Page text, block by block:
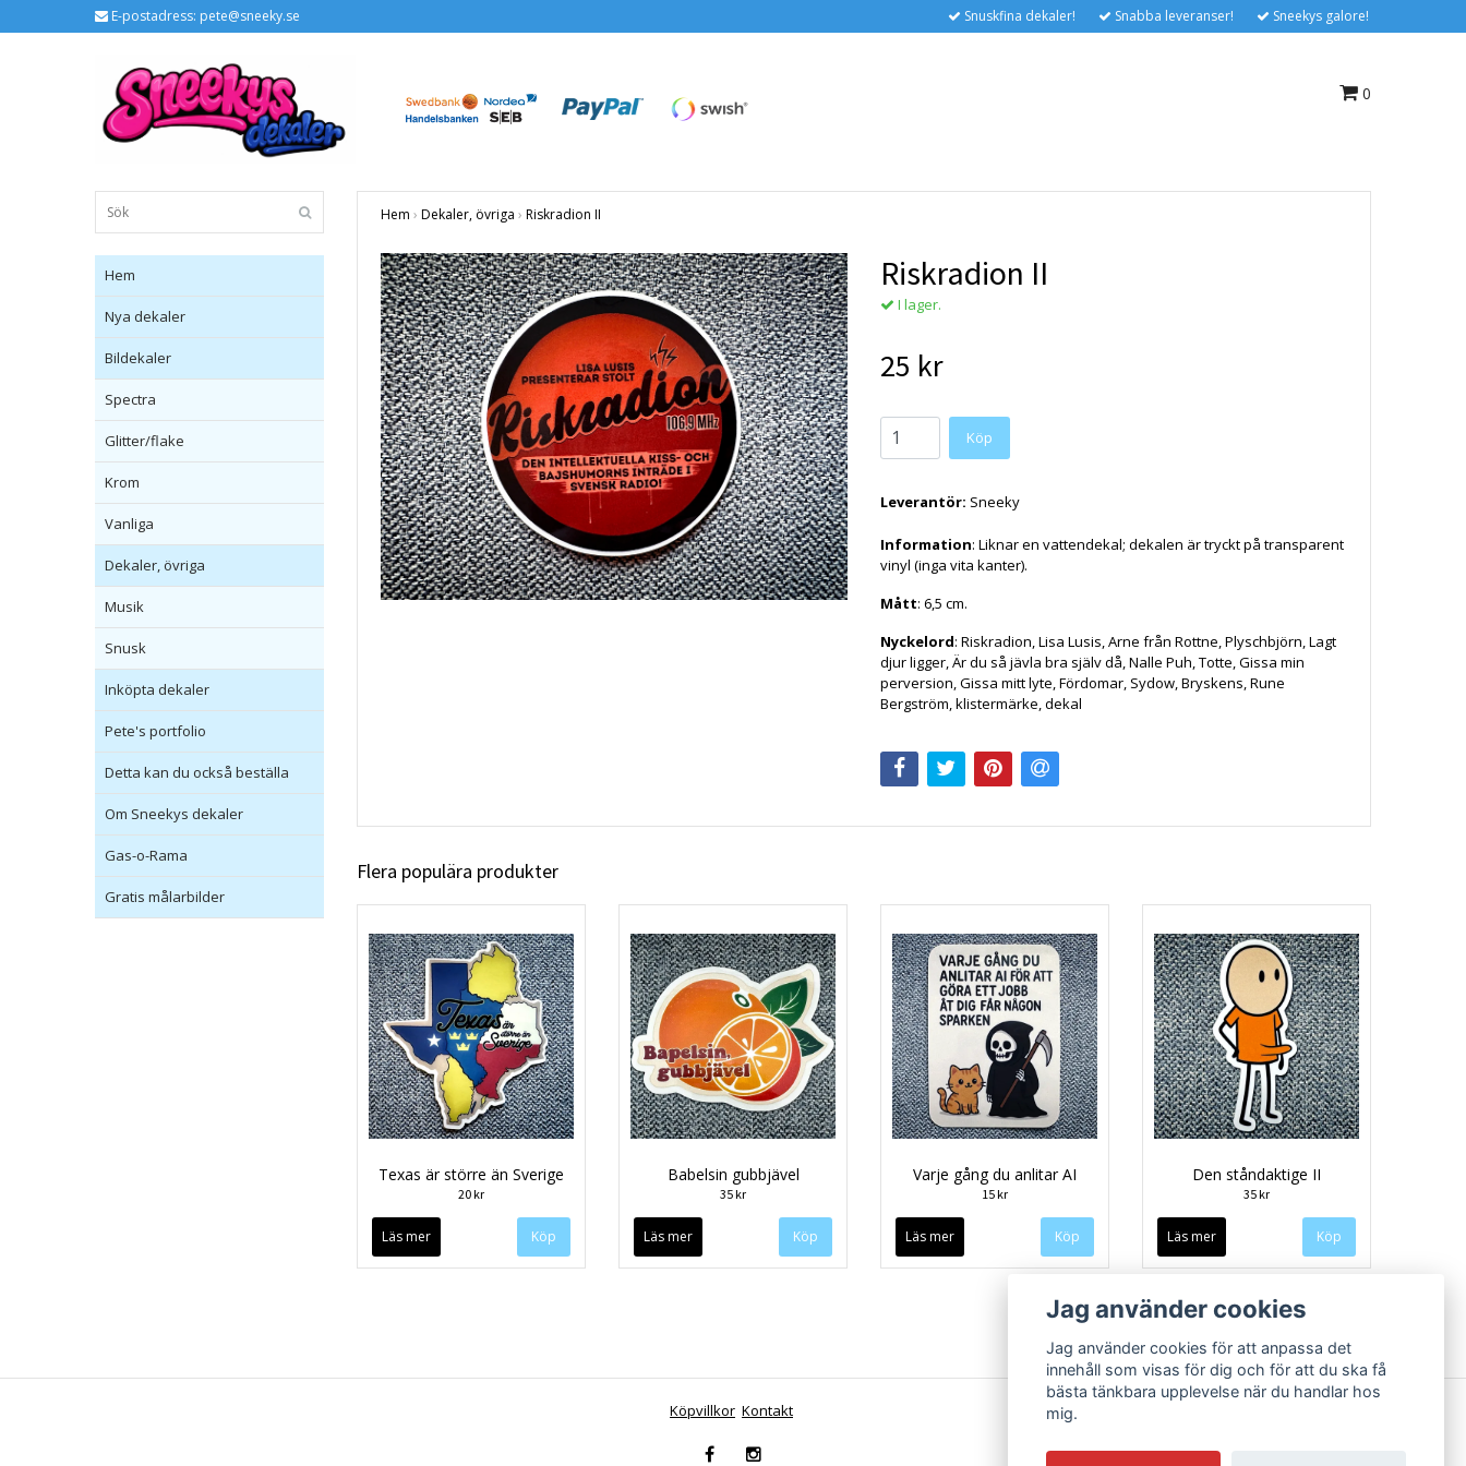
E-postadress: pete@sneeky.se Snuskfina dekaler! Snabba leveranser! Sneekys galore!
0
Hem
Nya dekaler
Bildekaler
Spectra
Glitter/flake
Krom
Vanliga
Dekaler, övriga
Musik
Snusk
Inköpta dekaler
Pete's portfolio
Detta kan du också beställa
Om Sneekys dekaler
Gas-o-Rama
Gratis målarbilder
Hem › Dekaler, övriga › Riskradion II
Riskradion II
I lager.
25 kr
Köp
Leverantör: Sneeky
Information: Liknar en vattendekal; dekalen är tryckt på transparent
vinyl (inga vita kanter).
Mått: 6,5 cm.
Nyckelord: Riskradion, Lisa Lusis, Arne från Rottne, Plyschbjörn, Lagt
djur ligger, Är du så jävla bra själv då, Nalle Puh, Totte, Gissa min
perversion, Gissa mitt lyte, Fördomar, Sydow, Bryskens, Rune
Bergström, klistermärke, dekal
Flera populära produkter
Texas är större än Sverige
20 kr
Läs mer
Babelsin gubbjävel
35 kr
Läs mer
Varje gång du anlitar AI
15 kr
Läs mer
Den ståndaktige II
35 kr
Läs mer
Köpvillkor Kontakt
Jag använder cookies
Jag använder cookies för att anpassa det
innehåll som visas för dig och för att du ska få
bästa tänkbara upplevelse när du handlar hos
mig.